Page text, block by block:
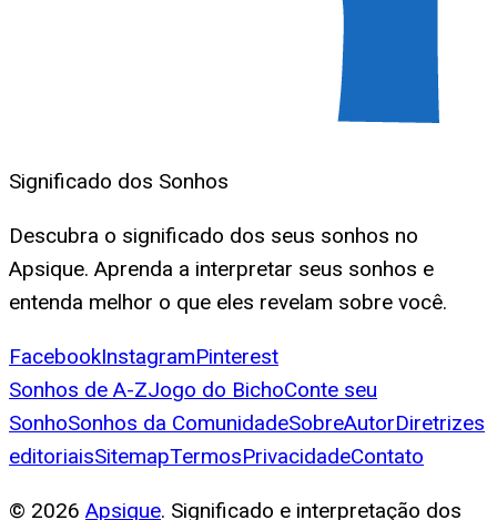
Significado dos Sonhos
Descubra o significado dos seus sonhos no
Apsique. Aprenda a interpretar seus sonhos e
entenda melhor o que eles revelam sobre você.
FacebookInstagramPinterest
Sonhos de A-ZJogo do BichoConte seu
SonhoSonhos da ComunidadeSobreAutorDiretrizes
editoriaisSitemapTermosPrivacidadeContato
© 2026 Apsique. Significado e interpretação dos